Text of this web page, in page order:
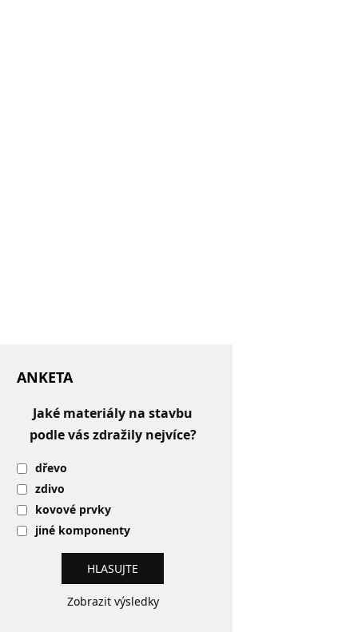
ANKETA
Jaké materiály na stavbu
podle vás zdražily nejvíce?
dřevo
zdivo
kovové prvky
jiné komponenty
Zobrazit výsledky